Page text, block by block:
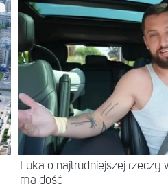
Luka o najtrudniejszej rzeczy
ma dość